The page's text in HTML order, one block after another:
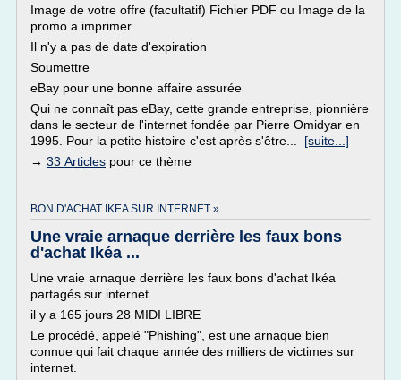
Image de votre offre (facultatif) Fichier PDF ou Image de la
promo a imprimer
Il n'y a pas de date d'expiration
Soumettre
eBay pour une bonne affaire assurée
Qui ne connaît pas eBay, cette grande entreprise, pionnière
dans le secteur de l'internet fondée par Pierre Omidyar en
1995. Pour la petite histoire c'est après s'être... [suite...]
→ 33 Articles pour ce thème
BON D'ACHAT IKEA SUR INTERNET »
Une vraie arnaque derrière les faux bons
d'achat Ikéa ...
Une vraie arnaque derrière les faux bons d'achat Ikéa
partagés sur internet
il y a 165 jours 28 MIDI LIBRE
Le procédé, appelé "Phishing", est une arnaque bien
connue qui fait chaque année des milliers de victimes sur
internet.